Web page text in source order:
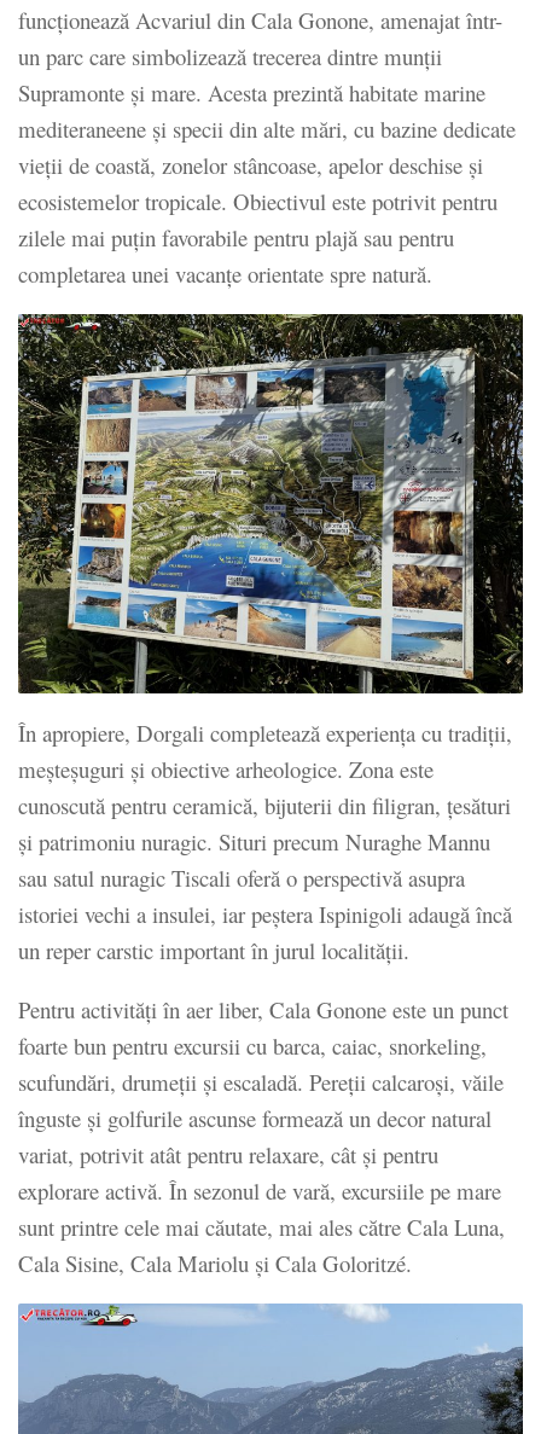
funcționează Acvariul din Cala Gonone, amenajat într-
un parc care simbolizează trecerea dintre munții
Supramonte și mare. Acesta prezintă habitate marine
mediteraneene și specii din alte mări, cu bazine dedicate
vieții de coastă, zonelor stâncoase, apelor deschise și
ecosistemelor tropicale. Obiectivul este potrivit pentru
zilele mai puțin favorabile pentru plajă sau pentru
completarea unei vacanțe orientate spre natură.
În apropiere, Dorgali completează experiența cu tradiții,
meșteșuguri și obiective arheologice. Zona este
cunoscută pentru ceramică, bijuterii din filigran, țesături
și patrimoniu nuragic. Situri precum Nuraghe Mannu
sau satul nuragic Tiscali oferă o perspectivă asupra
istoriei vechi a insulei, iar peștera Ispinigoli adaugă încă
un reper carstic important în jurul localității.
Pentru activități în aer liber, Cala Gonone este un punct
foarte bun pentru excursii cu barca, caiac, snorkeling,
scufundări, drumeții și escaladă. Pereții calcaroși, văile
înguste și golfurile ascunse formează un decor natural
variat, potrivit atât pentru relaxare, cât și pentru
explorare activă. În sezonul de vară, excursiile pe mare
sunt printre cele mai căutate, mai ales către Cala Luna,
Cala Sisine, Cala Mariolu și Cala Goloritzé.